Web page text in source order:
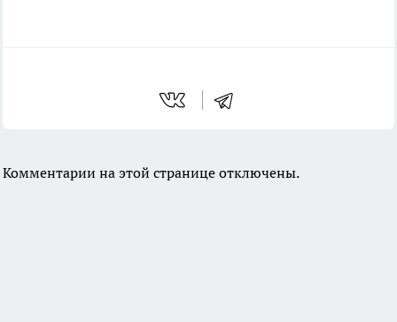
Комментарии на этой странице отключены.